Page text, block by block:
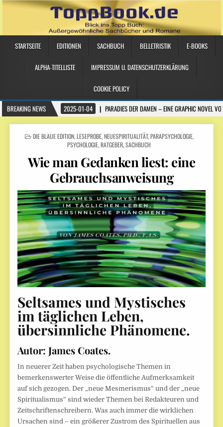
STARTSEITE EDITIONEN SACHBUCH BELLETRISTIK E-BOOKS
ALPHA-TITELLISTE IMPRESSUM U. DATENSCHUTZERKLÄRUNG
COOKIE POLICY
BREAKING NEWS
2025-01-04 PARADIES DER DAMEN – EINE GRAPHIC NOVEL
POSTED IN
DIE BLAUE EDITION,LESEPROBE,NEUESPIRITUALITÄT,PARAPSYCHOLOGIE,
PSYCHOLOGIE,RATGEBER,SACHBUCH
Wie man Gedanken liest: eine
Gebrauchsanweisung
Seltsames und Mystisches
im täglichen Leben,
übersinnliche Phänomene.
Autor: James Coates.
In neuerer Zeit haben psychologische Themen in
bemerkenswerter Weise die öffentliche Aufmerksamkeit
auf sich gezogen. Der „neue Mesmerismus“ und der „neue
Spiritualismus“ sind wieder Themen bei Redakteuren und
Zeitschriftenschreibern. Was auch immer die wirklichen
Ursachen sind – ein größerer Zustrom des Spirituellen aus